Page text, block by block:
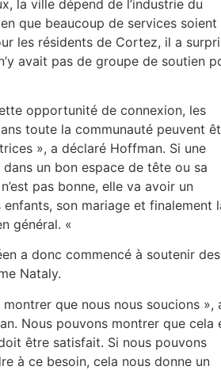
la ville dépend de l’industrie du
que beaucoup de services soient
les résidents de Cortez, il a
avait pas de groupe de soutien
opportunité de connexion, les
toute la communauté peuvent
», a déclaré Hoffman. Si une
dans un bon espace de tête ou sa
pas bonne, elle va avoir un
enfants, son mariage et finalement
général. «
a donc commencé à soutenir des
Nataly.
que nous nous soucions »,
Nous pouvons montrer que cela
être satisfait. Si nous pouvons
à ce besoin, cela nous donne un